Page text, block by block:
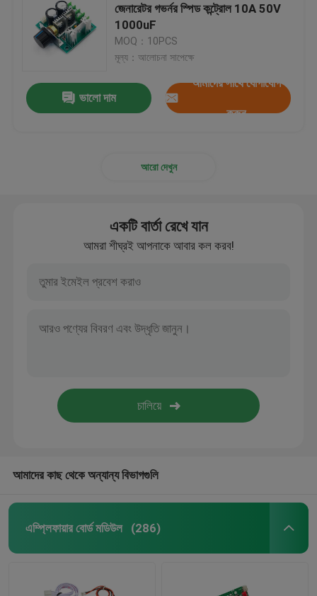
জেনারেটর গভর্নর স্পিড কন্ট্রোল 10A 50V
1000uF
MOQ：10PCS
মূল্য：আলোচনা সাপেক্ষে
ভালো দাম
আমাদের সাথে যোগাযোগ
করুন
আরো দেখুন
একটি বার্তা রেখে যান
আমরা শীঘ্রই আপনাকে আবার কল করব!
আমাদের কাছ থেকে অন্যান্য বিভাগগুলি
এম্প্লিফায়ার বোর্ড মডিউল (286)